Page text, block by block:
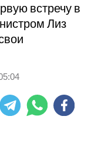
встречу в
Лиз